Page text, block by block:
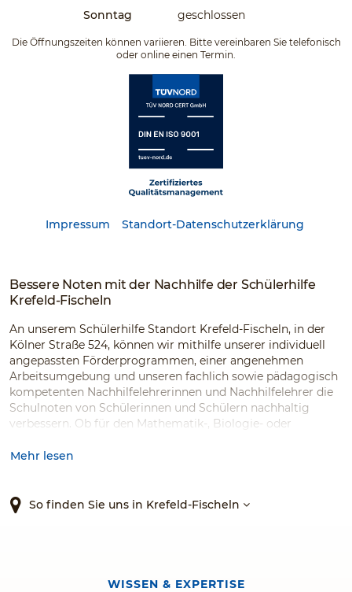
Sonntag
geschlossen
Die Öffnungszeiten können variieren. Bitte vereinbaren Sie telefonisch
oder online einen Termin.
Impressum Standort-Datenschutzerklärung
Bessere Noten mit der Nachhilfe der Schülerhilfe
Krefeld-Fischeln
An unserem Schülerhilfe Standort Krefeld-Fischeln, in der
Kölner Straße 524, können wir mithilfe unserer individuell
angepassten Förderprogrammen, einer angenehmen
Arbeitsumgebung und unseren fachlich sowie pädagogisch
kompetenten Nachhilfelehrerinnen und Nachhilfelehrer die
Schulnoten von Schülerinnen und Schülern nachhaltig
verbessern. Ob für den Mathematik-, Biologie- oder
Fächer, für jede Klasse und für jede Schulart an.
Original!
Mehr lesen
So finden Sie uns in Krefeld-Fischeln
WISSEN & EXPERTISE